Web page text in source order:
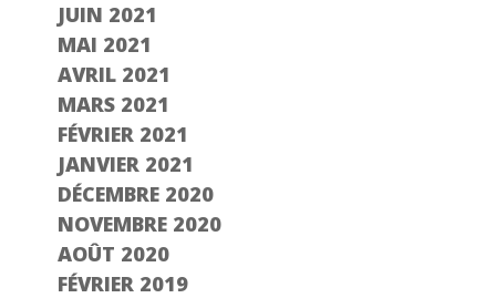
JUIN 2021
MAI 2021
AVRIL 2021
MARS 2021
FÉVRIER 2021
JANVIER 2021
DÉCEMBRE 2020
NOVEMBRE 2020
AOÛT 2020
FÉVRIER 2019